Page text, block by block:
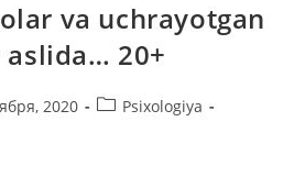
va uchrayotgan
20+
2020
Рубрика
Psixologiya